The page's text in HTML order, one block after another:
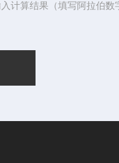
计算结果（填写阿拉伯数